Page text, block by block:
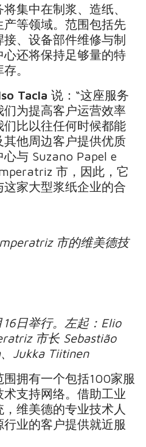
集中在制浆、造纸、
等领域。范围包括先
、设备部件维修与制
还将保持足够量的特
。
Tacla说：“这座服务
为提高客户运营效率
比以往任何时候都能
他周边客户提供优质
与 Suzano Papel e
市，因此，它
家大型浆纸企业的合
市的维美德技
16日举行。左起： Elio
市长Sebastião
、
Jukka Tiitinen
拥有一个包括100家服
支持网络。借助工业
维美德的专业技术人
业的客户提供就近服